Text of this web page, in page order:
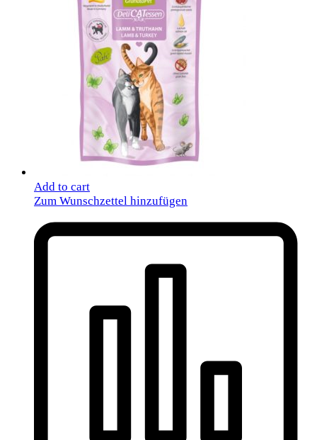
Add to cart
Zum Wunschzettel hinzufügen